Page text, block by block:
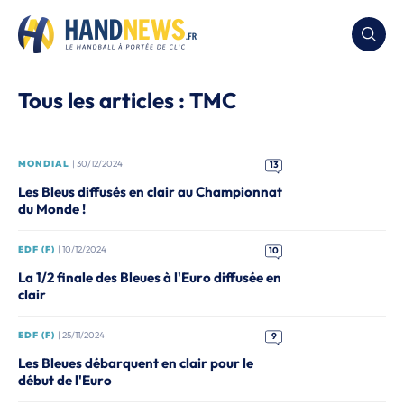
Tous les articles : TMC
MONDIAL | 30/12/2024 13
Les Bleus diffusés en clair au Championnat
du Monde !
EDF (F) | 10/12/2024 10
La 1/2 finale des Bleues à l'Euro diffusée en
clair
EDF (F) | 25/11/2024 9
Les Bleues débarquent en clair pour le
début de l'Euro